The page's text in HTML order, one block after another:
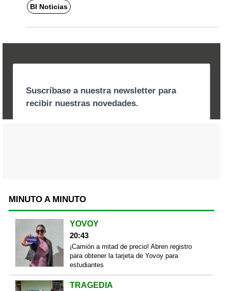
BI Noticias
MINUTO A MINUTO
YOVOY
20:43
¡Camión a mitad de precio! Abren registro
para obtener la tarjeta de Yovoy para
estudiantes
TRAGEDIA